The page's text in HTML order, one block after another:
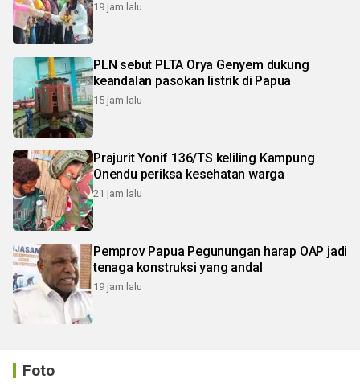
19 jam lalu
PLN sebut PLTA Orya Genyem dukung
keandalan pasokan listrik di Papua
15 jam lalu
Prajurit Yonif 136/TS keliling Kampung
Onendu periksa kesehatan warga
21 jam lalu
Pemprov Papua Pegunungan harap OAP jadi
tenaga konstruksi yang andal
19 jam lalu
Foto